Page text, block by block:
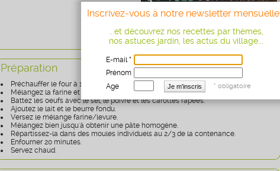
Préparation
Préchauffer le four à 180°.
Mélangez la farine et la levure.
Battez les oeufs avec le sel, le poivre et les carottes râpées.
Ajoutez le lait et le beurre fondu.
Versez le mélange farine/levure.
Mélangez bien jusqu'à obtenir une pâte homogène.
Répartissez-la dans des moules individuels au 2/3 de la contenance.
Enfourner 20 minutes.
Servez chaud.
Inscrivez-vous à notre newsletter mensuelle...
...et découvrez nos recettes par thèmes,
nos astuces jardin, les actus du village...
E-mail *
Prénom
Age
* obligatoire